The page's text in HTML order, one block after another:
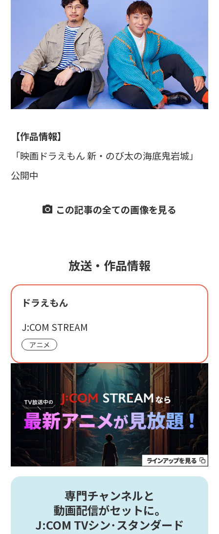
【作品情報】
「映画ドラえもん 新・のび太の海底鬼岩城」
公開中
この記事の全ての画像を見る
放送・作品情報
ドラえもん
J:COM STREAM
アニメ
専門チャンネルと
動画配信がセットに。
J:COM TVシン･スタンダード